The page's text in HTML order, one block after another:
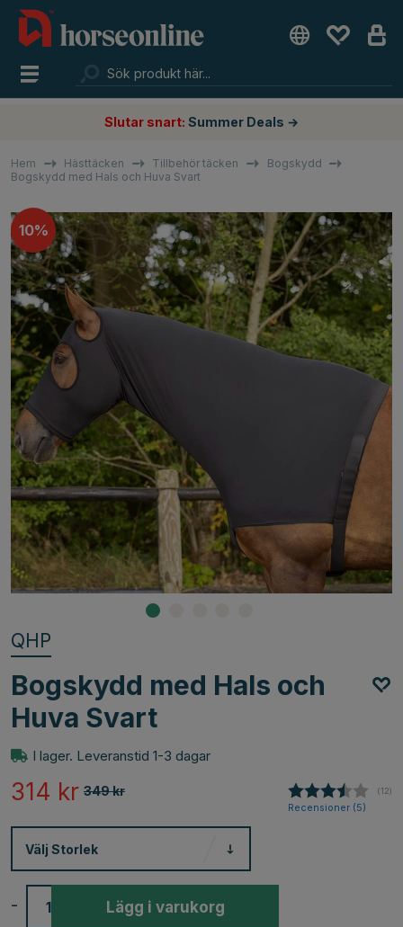
Slutar snart: Summer Deals →
Hem Hästtäcken Tillbehör täcken
Bogskydd
Bogskydd med Hals och Huva Svart
10%
QHP
Bogskydd med Hals och
Huva Svart
I lager. Leveranstid 1-3 dagar
349kr
314 kr (12)
Recensioner (5)
Välj Storlek
- Lägg i varukorg